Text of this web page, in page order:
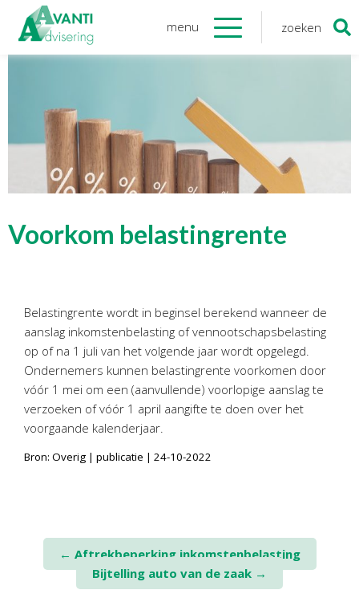
menu zoeken
Onze medewerkers
NOAB gecertificeerd
Algemene verordening
gegevensbescherming
Sponsoring
Startersbegeleiding
Tijdelijk financieel personeel
Personeel & Organisatie
Bedrijfseconomisch advies
Belastingadvies Purmerend
Nieuwsoverzicht
Handige links
Zoeken
naar:
Voorkom belastingrente
Belastingrente wordt in beginsel berekend wanneer de
aanslag inkomstenbelasting of vennootschapsbelasting
op of na 1 juli van het volgende jaar wordt opgelegd.
Ondernemers kunnen belastingrente voorkomen door
vóór 1 mei om een (aanvullende) voorlopige aanslag te
verzoeken of vóór 1 april aangifte te doen over het
voorgaande kalenderjaar.
Bron: Overig | publicatie | 24-10-2022
navigation
← Aftrekbeperking inkomstenbelasting
Bijtelling auto van de zaak →